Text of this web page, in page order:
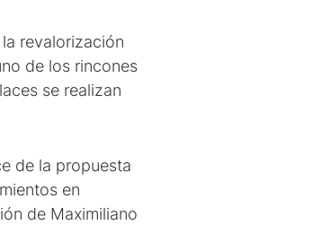
revalorización
de los rincones
se realizan
de la propuesta
en
de Maximiliano